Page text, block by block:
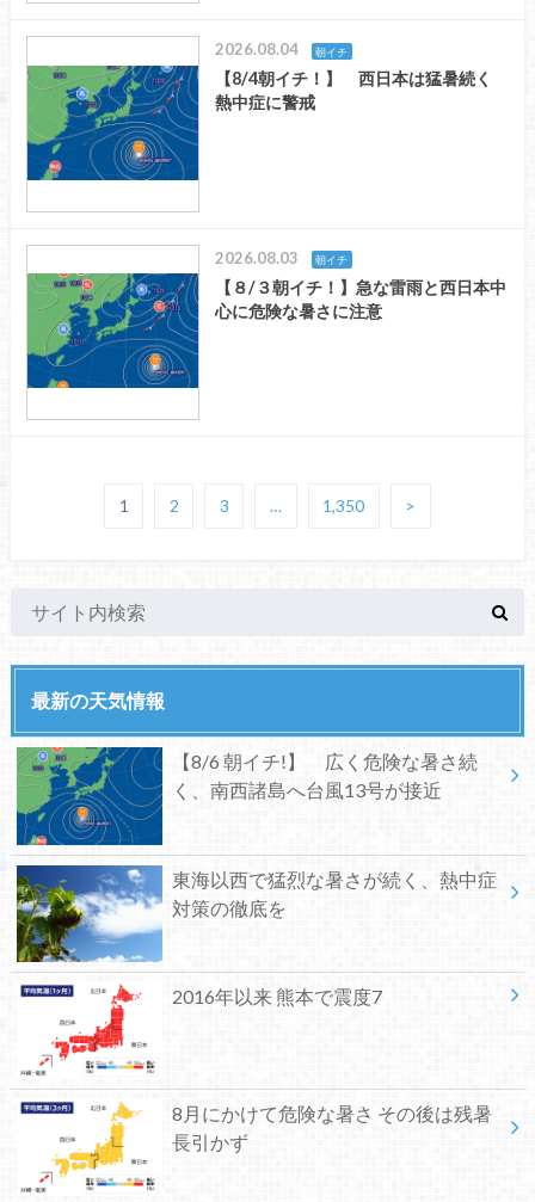
2026.08.04 朝イチ
【8/4朝イチ！】 西日本は猛暑続く
熱中症に警戒
2026.08.03 朝イチ
【８/３朝イチ！】急な雷雨と西日本中
心に危険な暑さに注意
1 2 3 … 1,350 >
最新の天気情報
【8/6 朝イチ!】 広く危険な暑さ続
く、南西諸島へ台風13号が接近
東海以西で猛烈な暑さが続く、熱中症
対策の徹底を
2016年以来 熊本で震度7
8月にかけて危険な暑さ その後は残暑
長引かず